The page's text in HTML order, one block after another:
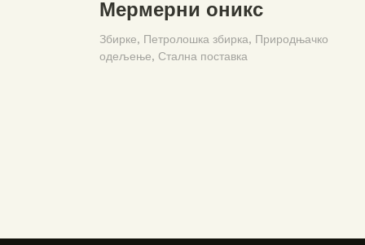
Мермерни оникс
Збирке, Петролошка збирка, Природњачко
одељење, Стална поставка